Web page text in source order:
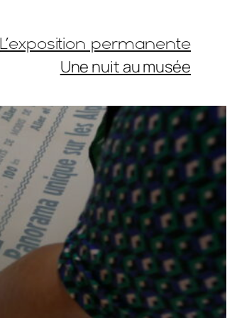
L’exposition permanente
Une nuit au musée